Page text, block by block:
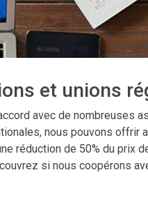
et unions
avec de nombreuses
nous pouvons offrir
réduction de 50% du prix
si nous coopérons